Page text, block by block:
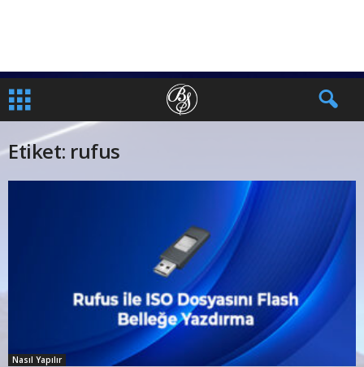
Etiket: rufus
Nasıl Yapılır